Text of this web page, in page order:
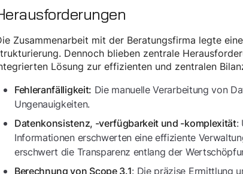
Zusammenarbeit mit der Beratungsfirma legte
Dennoch blieben zentrale
Lösung zur effizienten und zentralen
Fehleranfälligkeit: Die manuelle Verarbeitung von
Ungenauigkeiten.
Datenkonsistenz, -verfügbarkeit und -komplexität:
Informationen erschwerten eine effiziente
erschwert die Transparenz entlang der
Berechnung von Scope 3.1: Die präzise Ermittlung